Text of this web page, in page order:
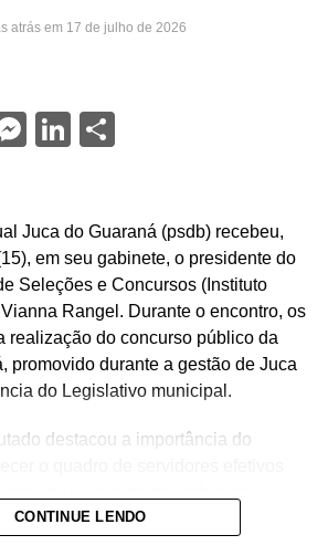
atrás em 17 de julho de 2026
Messenger
LinkedIn
Share
Juca do Guaraná (psdb) recebeu,
em seu gabinete, o presidente do
Seleções e Concursos (Instituto
Rangel. Durante o encontro, os
realização do concurso público da
promovido durante a gestão de Juca
do Legislativo municipal.
destacou a importância do
CONTINUE LENDO